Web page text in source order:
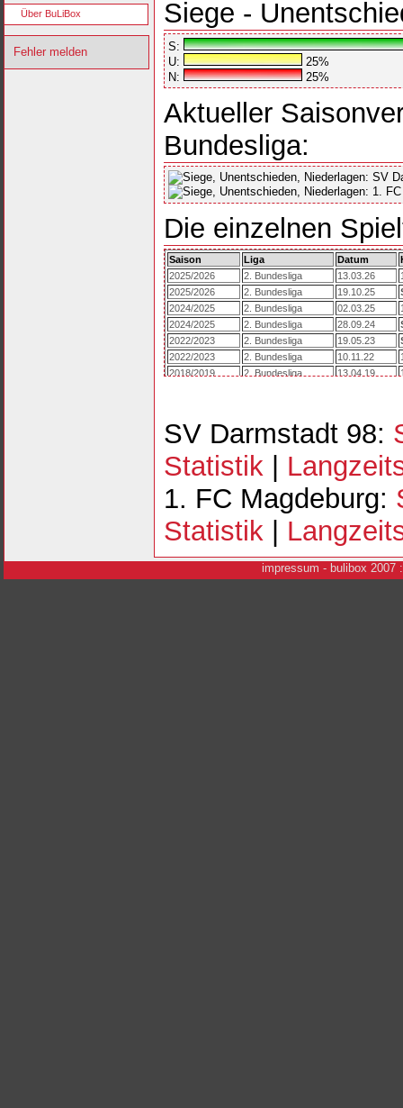
Über BuLiBox
Fehler melden
Siege -
S:
U:
25%
N:
25%
Aktueller
Bundesliga:
Die einzelnen
Saison Liga Datum
2025/2026
2. Bundesliga 13.03.26
2025/2026
2. Bundesliga 19.10.25
2024/2025
2. Bundesliga 02.03.25
2024/2025
2. Bundesliga 28.09.24
2022/2023
2. Bundesliga 19.05.23
2022/2023
2. Bundesliga 10.11.22
2018/2019
2. Bundesliga 13.04.19
SV Darmstadt 98:
Statistik
1. FC Magdeburg:
Statistik
impressum - bulibox 2007